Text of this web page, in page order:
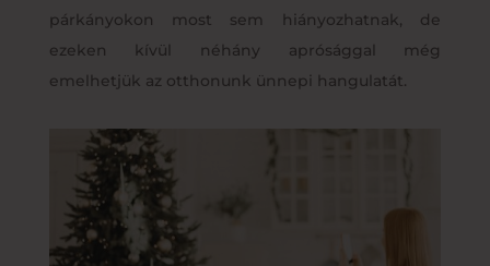
párkányokon most sem hiányozhatnak, de
ezeken kívül néhány aprósággal még
emelhetjük az otthonunk ünnepi hangulatát.